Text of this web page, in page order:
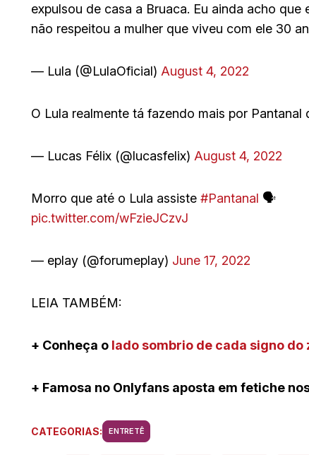
expulsou de casa a Bruaca. Eu ainda acho
não respeitou a mulher que viveu com ele 30
— Lula (@LulaOficial) August 4, 2022
O Lula realmente tá fazendo mais por Pantanal
— Lucas Félix (@lucasfelix) August 4, 2022
Morro que até o Lula assiste #Pantanal 🗣️
pic.twitter.com/wFzieJCzvJ
— eplay (@forumeplay) June 17, 2022
LEIA TAMBÉM:
+ Conheça o lado sombrio de cada signo do
+ Famosa no Onlyfans aposta em fetiche
CATEGORIAS: ENTRETÊ